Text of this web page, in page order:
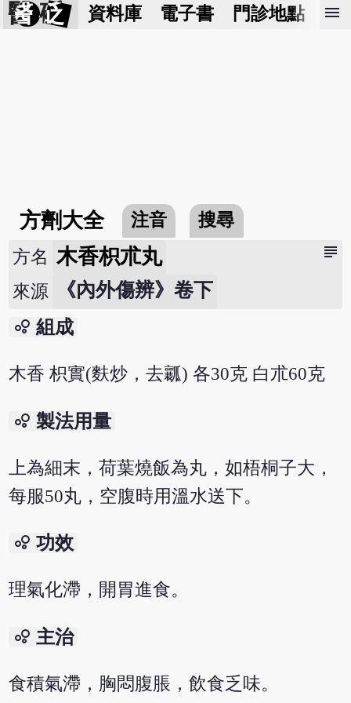
醫 砭 資料庫 電子書 門診地點 預
menu
方劑大全 注音 搜尋
subject
方名 木香枳朮丸
來源 《內外傷辨》卷下
bubble_chart 組成
木香 枳實(麩炒，去瓤) 各30克 白朮60克
bubble_chart 製法用量
上為細末，荷葉燒飯為丸，如梧桐子大，
每服50丸，空腹時用溫水送下。
bubble_chart 功效
理氣化滯，開胃進食。
bubble_chart 主治
食積氣滯，胸悶腹脹，飲食乏味。